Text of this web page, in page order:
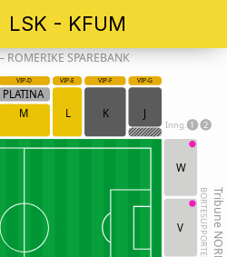
LSK - KFUM
PLATINA
J
K
L
M
V
W
VIP-D VIP-E VIP-F VIP-G
ROMERIKE SPAREBANK
Tribune NORD
BORTESUPPORTERE
Inng. 1 2